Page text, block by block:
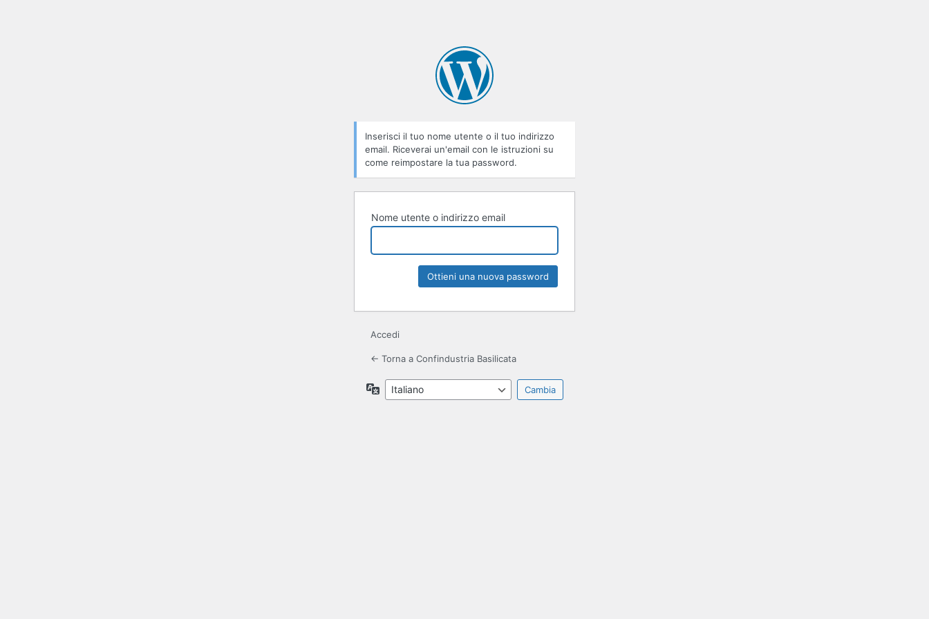
Inserisci il tuo nome utente o il tuo indirizzo
email. Riceverai un'email con le istruzioni su
come reimpostare la tua password.
Nome utente o indirizzo email
Accedi
← Torna a Confindustria Basilicata
Lingua